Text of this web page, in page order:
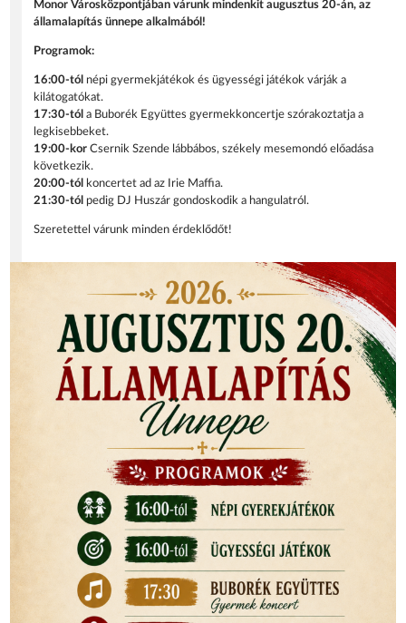
Monor Városközpontjában várunk mindenkit augusztus 20-án, az
államalapítás ünnepe alkalmából!
Programok:
16:00-tól népi gyermekjátékok és ügyességi játékok várják a
kilátogatókat.
17:30-tól a Buborék Együttes gyermekkoncertje szórakoztatja a
legkisebbeket.
19:00-korCsernik Szende lábbábos, székely mesemondó előadása
következik.
20:00-tól
koncertet ad az Irie Maffia.
21:30-tól pedig DJ Huszár gondoskodik a hangulatról.
Szeretettel várunk minden érdeklődőt!